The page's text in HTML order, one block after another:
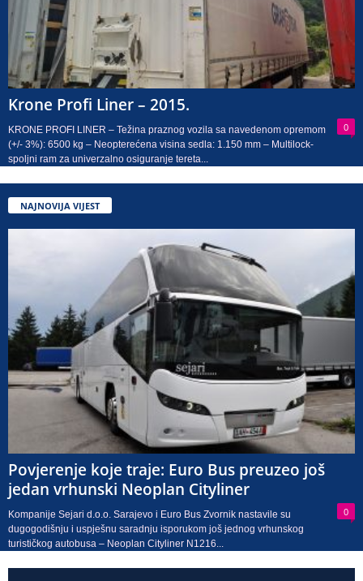
Krone Profi Liner – 2015.
0
KRONE PROFI LINER – Težina praznog vozila sa navedenom opremom
(+/- 3%): 6500 kg – Neopterećena visina sedla: 1.150 mm – Multilock-
spoljni ram za univerzalno osiguranje tereta...
NAJNOVIJA VIJEST
Povjerenje koje traje: Euro Bus preuzeo još
jedan vrhunski Neoplan Cityliner
0
Kompanije Sejari d.o.o. Sarajevo i Euro Bus Zvornik nastavile su
dugogodišnju i uspješnu saradnju isporukom još jednog vrhunskog
turističkog autobusa – Neoplan Cityliner N1216...